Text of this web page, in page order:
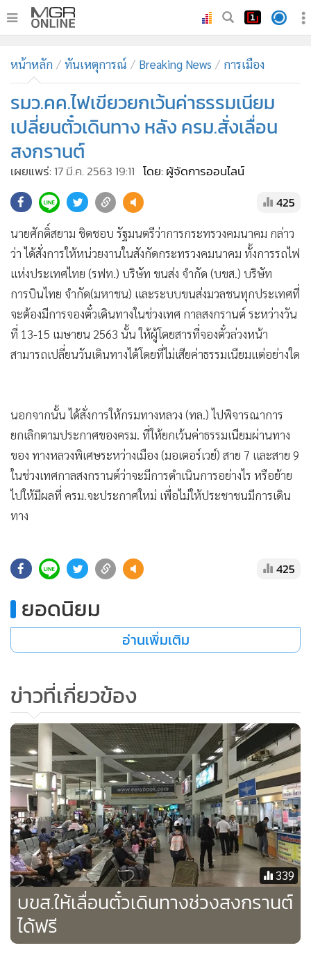
ทันเหตุการณ์
• ภาคใต้
ภูมิภาค
Online Section
• บันเทิง
• คอลัมนิสต์
ละคร
• CbizReview
• Cyber BIZ
• ผู้จัดกวน
• Good health & Well-being
• Green Innovation & SD
• Management & HR
• การเมือง
• ท่องเที่ยว
• กีฬา
• ต่างประเทศ
• ชุมชน-คุณภาพชีวิต
•
Motoring
• วิทยาศาสตร์
• หุ้น
• อินโดจีน
• กองทุนรวม
• Celeb Online
• Factcheck
• ญี่ปุ่น
• News1
• Gotomanager
หน้าหลัก ทันเหตุการณ์ Breaking News การเมือง
รมว.คค.ไฟเขียวยกเว้นค่าธรรมเนียม
เปลี่ยนตั๋วเดินทาง หลัง ครม.สั่งเลื่อน
สงกรานต์
เผยแพร่: 17 มี.ค. 2563 19:11 โดย: ผู้จัดการออนไลน์
425
นายศักดิ์สยาม ชิดชอบ รัฐมนตรีว่าการกระทรวงคมนาคม กล่าว
ว่า ได้สั่งการให้หน่วยงานในสังกัดกระทรวงคมนาคม ทั้งการรถไฟ
แห่งประเทศไทย (รฟท.) บริษัท ขนส่ง จำกัด (บขส.) บริษัท
การบินไทย จำกัด(มหาชน) และระบบขนส่งมวลชนทุกประเทศที่
จะต้องมีการจองตั๋วเดินทางในช่วงเทศ กาลสงกรานต์ ระหว่างวัน
ที่ 13-15 เมษายน 2563 นั้น ให้ผู้โดยสารที่จองตั๋วล่วงหน้า
สามารถเปลี่ยนวันเดินทางได้โดยที่ไม่เสียค่าธรรมเนียมแต่อย่างใด
นอกจากนั้น ได้สั่งการให้กรมทางหลวง (ทล.) ไปพิจารณาการ
ยกเลิกตามประกาศของครม. ที่ให้ยกเว้นค่าธรรมเนียมผ่านทาง
ของ ทางหลวงพิเศษระหว่างเมือง (มอเตอร์เวย์) สาย 7 และสาย 9
ในช่วงเทศกาลสงกรานต์ว่าจะมีการดำเนินการอย่างไร หรือย้าย
ไปให้มีผลที่ ครม.จะประกาศใหม่ เพื่อไม่ให้ประชาชนมีการเดิน
ทาง
425
ยอดนิยม
อ่านเพิ่มเติม
ข่าวที่เกี่ยวข้อง
339
บขส.ให้เลื่อนตั๋วเดินทางช่วงสงกรานต์
ได้ฟรี